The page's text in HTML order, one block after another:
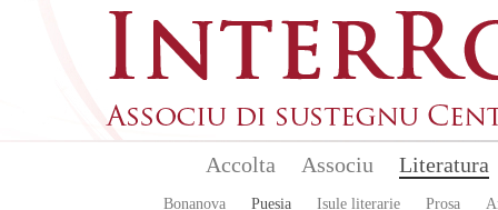
Accolta Associu Literatura
Bonanova Puesia Isule literarie Prosa